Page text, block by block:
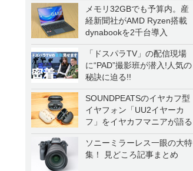
メモリ32GBでも予算内。産
経新聞社がAMD Ryzen搭載
dynabookを2千台導入
「ドスパラTV」の配信現場
に“PAD”撮影班が潜入!人気の
秘訣に迫る!!
SOUNDPEATSのイヤカフ型
イヤフォン「UU2イヤーカ
フ」をイヤカフマニアが語る
ソニーミラーレス一眼の大特
集！ 見どころ記事まとめ